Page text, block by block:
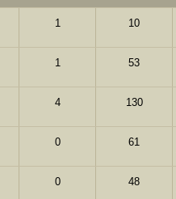
1 10
1 53
4 130
0 61
0 48